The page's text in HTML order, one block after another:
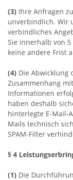
(3) Ihre Anfragen
unverbindlich. Wir
verbindliches
Sie innerhalb von
keine andere Frist
(4) Die Abwicklung
Zusammenhang
Informationen
haben deshalb
hinterlegte E-Mail-
Mails technisch
SPAM-Filter
§ 4
(1) Die